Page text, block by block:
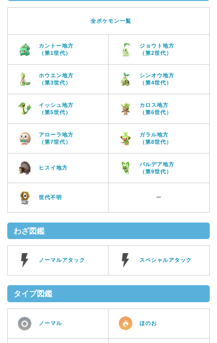
全ポケモン一覧
カントー地方
（第1世代）
ジョウト地方
（第2世代）
ホウエン地方
（第3世代）
シンオウ地方
（第4世代）
イッシュ地方
（第5世代）
カロス地方
（第6世代）
アローラ地方
（第7世代）
ガラル地方
（第8世代）
ヒスイ地方
パルデア地方
（第9世代）
世代不明 ー
わざ図鑑
ノーマルアタック スペシャルアタック
タイプ図鑑
ノーマル ほのお